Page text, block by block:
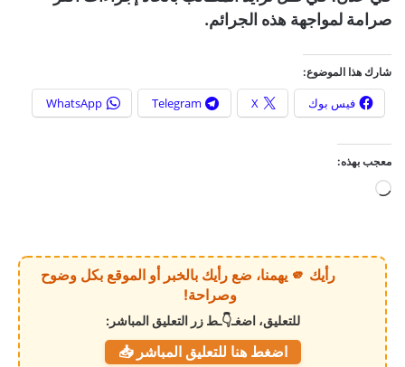
صرامة لمواجهة هذه الجرائم.
شارك هذا الموضوع:
فيس بوك X
Telegram
WhatsApp
معجب بهذه:
ي
رأيك 🫵 يهمنا، ضع رأيك بالخبر أو الموقع بكل وضوح
وصراحة!
للتعليق، اضغـ👇ـط زر التعليق المباشر:
اضغط هنا للتعليق المباشر 📥